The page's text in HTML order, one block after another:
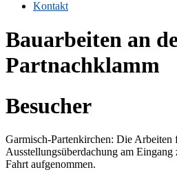
Kontakt
Bauarbeiten an
Partnachklamm
Besucher
Garmisch-Partenkirchen: Die Arbeiten
Ausstellungsüberdachung am Eingang
Fahrt aufgenommen.